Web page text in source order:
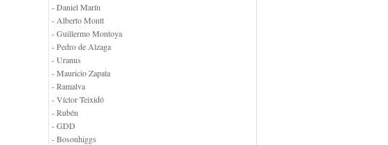
- Daniel Marín
- Alberto Montt
- Guillermo Montoya
- Pedro de Alzaga
- Uranus
- Mauricio Zapata
- Ramalva
- Víctor Teixidó
- Rubén
- GDD
- Bosonhiggs